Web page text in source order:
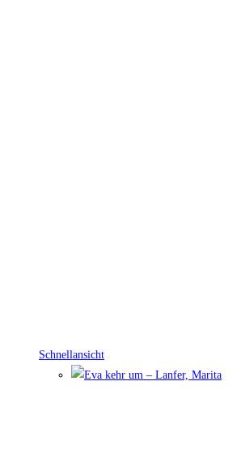
Schnellansicht